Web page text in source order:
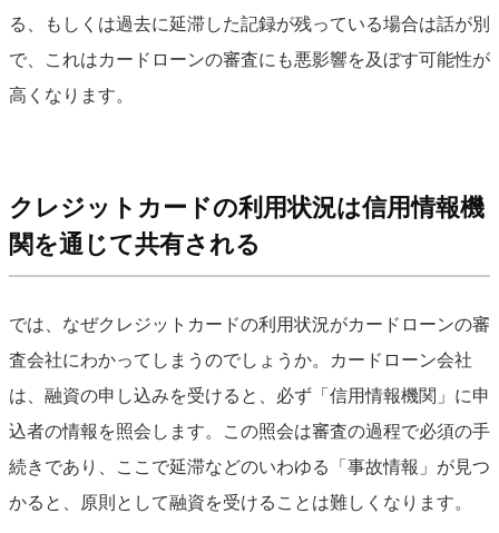
る、もしくは過去に延滞した記録が残っている場合は話が別
で、これはカードローンの審査にも悪影響を及ぼす可能性が
高くなります。
クレジットカードの利用状況は信用情報機
関を通じて共有される
では、なぜクレジットカードの利用状況がカードローンの審
査会社にわかってしまうのでしょうか。カードローン会社
は、融資の申し込みを受けると、必ず「信用情報機関」に申
込者の情報を照会します。この照会は審査の過程で必須の手
続きであり、ここで延滞などのいわゆる「事故情報」が見つ
かると、原則として融資を受けることは難しくなります。